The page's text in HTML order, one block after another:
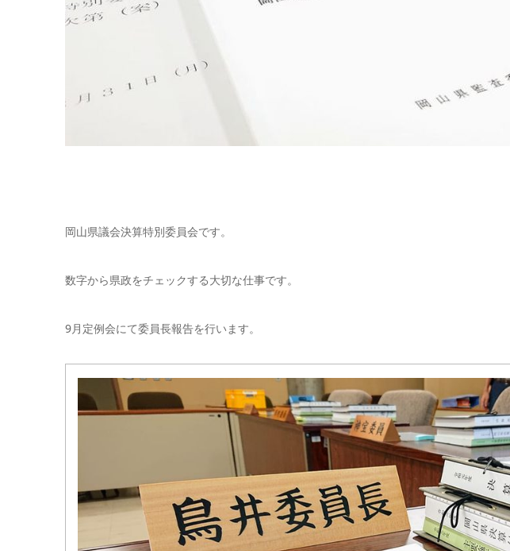
岡山県議会決算特別委員会です。
数字から県政をチェックする大切な仕事です。
9月定例会にて委員長報告を行います。